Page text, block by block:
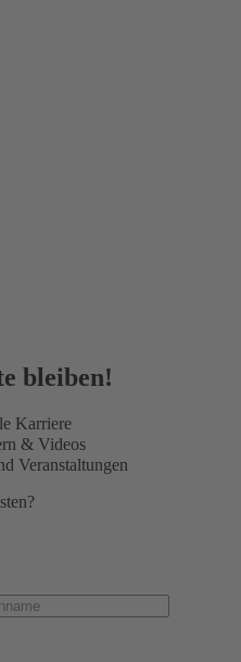
bleiben!
Karriere
& Videos
Veranstaltungen